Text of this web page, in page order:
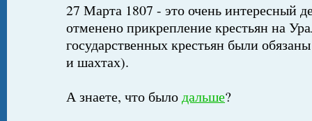
27 Марта 1807 - это очень интересный
отменено прикрепление крестьян на
государственных крестьян были
и шахтах).
А знаете, что былодальше?